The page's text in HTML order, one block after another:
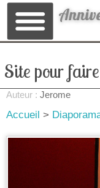
Site pour
Auteur : Jerome
Accueil >